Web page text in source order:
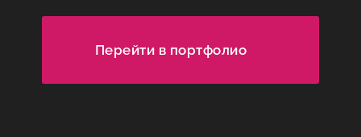
Перейти в портфолио